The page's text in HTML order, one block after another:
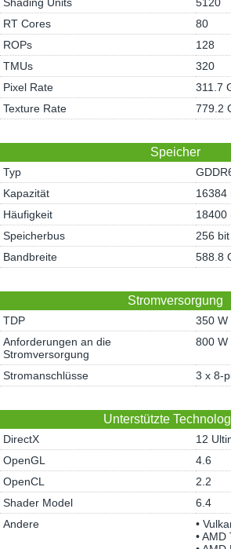
RT Cores
80
ROPs
128
TMUs
320
Pixel Rate
311.7
Texture Rate
779.2
Speicher
Typ
Kapazität
16384
Häufigkeit
18400
Speicherbus
256 bit
Bandbreite
588.8
Stromversorgung
TDP
350 W
Anforderungen an die
Stromversorgung
800 W
Stromanschlüsse 3 x 8-
Unterstützte
DirectX
12
OpenGL
4.6
OpenCL
2.2
Shader Model
6.4
Andere
•
• AMD